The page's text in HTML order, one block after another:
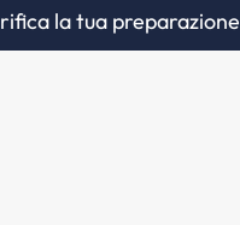
la tua preparazione